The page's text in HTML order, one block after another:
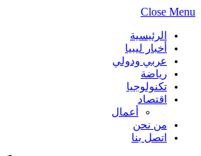
Close Menu
الرئيسية
أخبار ليبيا
عربي ودولي
رياضة
تكنولوجيا
اقتصاد
أعمال
من نحن
اتصل بنا